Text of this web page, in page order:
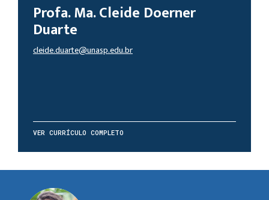
Profa. Ma. Cleide Doerner
Duarte
cleide.duarte@unasp.edu.br
VER CURRÍCULO COMPLETO